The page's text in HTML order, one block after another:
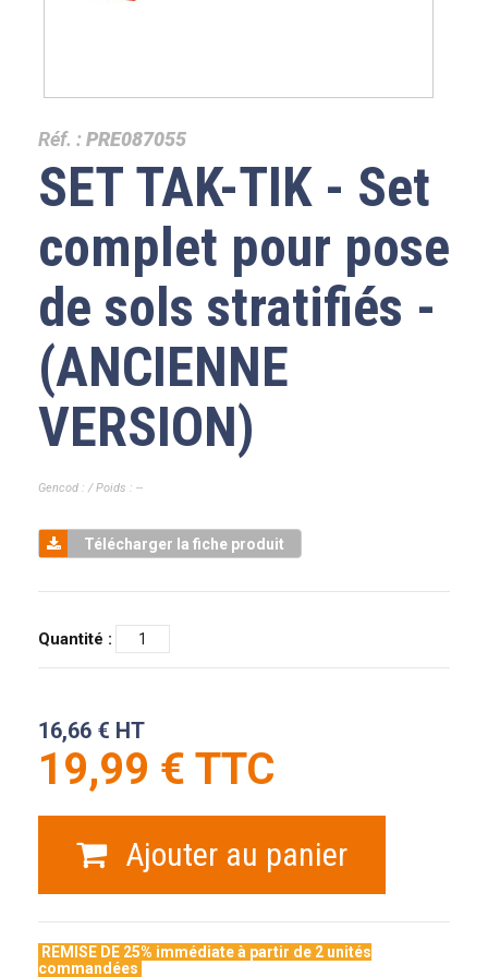
Réf. :PRE087055
SET TAK-TIK - Set
complet pour pose
de sols stratifiés -
(ANCIENNE
VERSION)
Gencod : / Poids : --
Télécharger la fiche produit
Quantité :
16,66 € HT
19,99 € TTC
Ajouter au panier
REMISE DE 25% immédiate à partir de 2 unités
commandées